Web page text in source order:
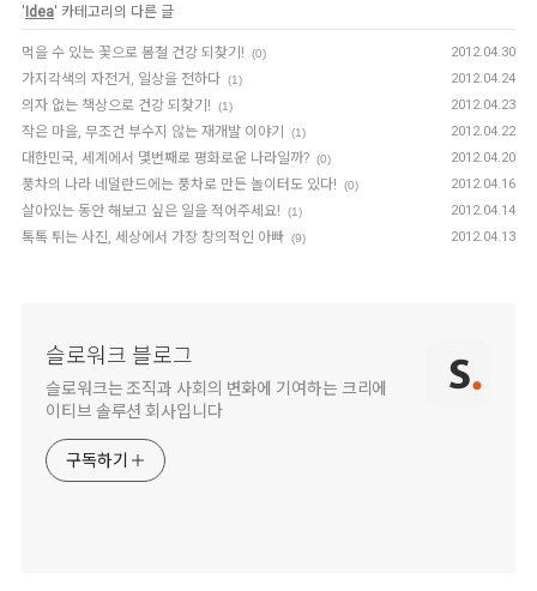
'Idea' 카테고리의 다른 글
먹을 수 있는 꽃으로 봄철 건강 되찾기! (0) 2012.04.30
가지각색의 자전거, 일상을 전하다 (1) 2012.04.24
의자 없는 책상으로 건강 되찾기! (1) 2012.04.23
작은 마을, 무조건 부수지 않는 재개발 이야기 (1) 2012.04.22
대한민국, 세계에서 몇번째로 평화로운 나라일까? (0) 2012.04.20
풍차의 나라 네덜란드에는 풍차로 만든 놀이터도 있다! (0) 2012.04.16
살아있는 동안 해보고 싶은 일을 적어주세요! (1) 2012.04.14
톡톡 튀는 사진, 세상에서 가장 창의적인 아빠 (9) 2012.04.13
슬로워크 블로그
슬로워크는 조직과 사회의 변화에 기여하는 크리에
이티브 솔루션 회사입니다
구독하기